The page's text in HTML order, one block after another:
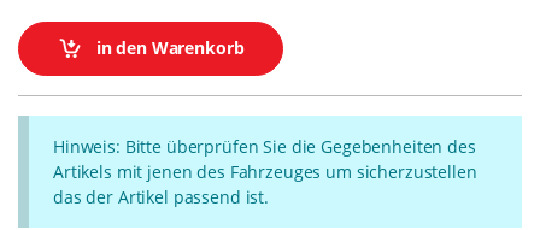
in den Warenkorb
Hinweis: Bitte überprüfen Sie die Gegebenheiten des
Artikels mit jenen des Fahrzeuges um sicherzustellen
das der Artikel passend ist.